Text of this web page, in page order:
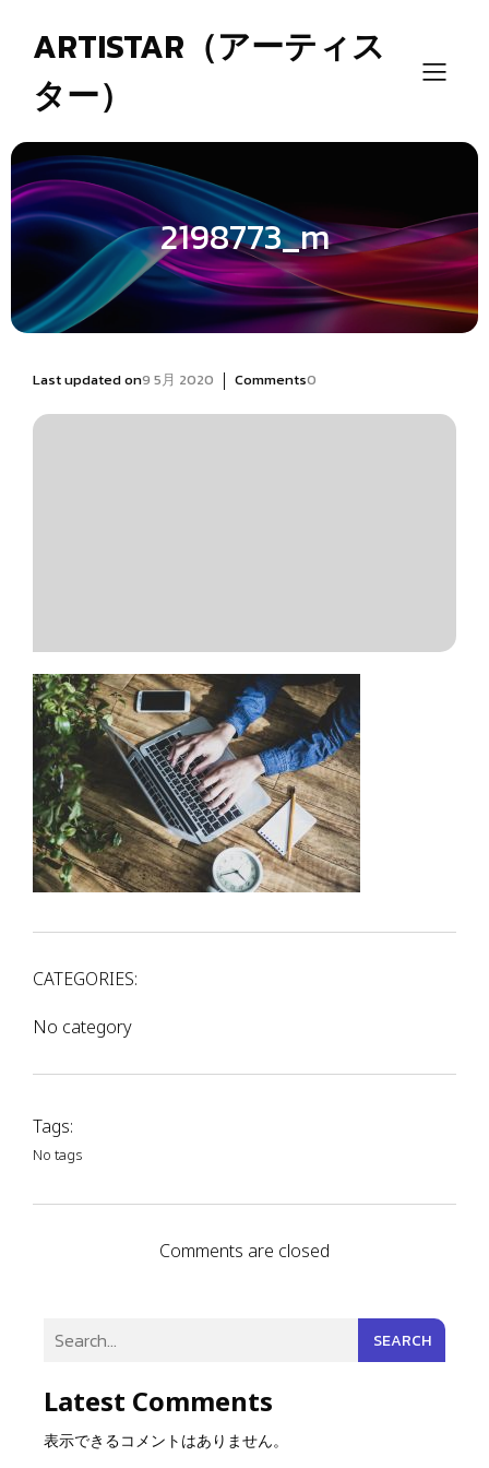
ARTISTAR（アーティス
ター）
2198773_m
SEARCH
Latest Comments
表示できるコメントはありません。
Last updated on9 5月 2020 | Comments0
CATEGORIES:
No category
Tags:
No tags
Comments are closed